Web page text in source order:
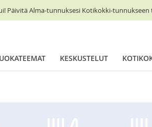
Päivitä Alma-tunnuksesi Kotikokki-tunnukseen
KESKUSTELUT